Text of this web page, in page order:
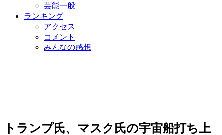
芸能一般
ランキング
アクセス
コメント
みんなの感想
トランプ氏、マスク氏の宇宙船打ち上